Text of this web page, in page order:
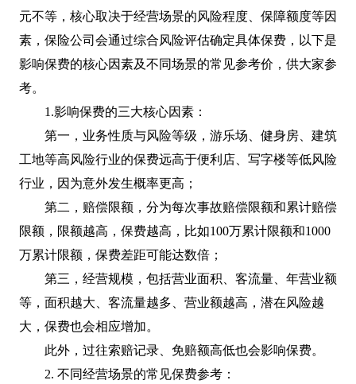
元不等，核心取决于经营场景的风险程度、保障额度等因
素，保险公司会通过综合风险评估确定具体保费，以下是
影响保费的核心因素及不同场景的常见参考价，供大家参
考。
1.影响保费的三大核心因素：
第一，业务性质与风险等级，游乐场、健身房、建筑
工地等高风险行业的保费远高于便利店、写字楼等低风险
行业，因为意外发生概率更高；
第二，赔偿限额，分为每次事故赔偿限额和累计赔偿
限额，限额越高，保费越高，比如100万累计限额和1000
万累计限额，保费差距可能达数倍；
第三，经营规模，包括营业面积、客流量、年营业额
等，面积越大、客流量越多、营业额越高，潜在风险越
大，保费也会相应增加。
此外，过往索赔记录、免赔额高低也会影响保费。
2. 不同经营场景的常见保费参考：